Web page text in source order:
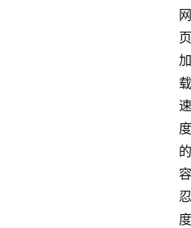
网
页
加
载
速
度
的
容
忍
度